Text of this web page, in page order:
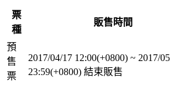
票
種
販售時間
預
售
票
2017/04/17 12:00(+0800) ~ 2017/
23:59(+0800) 結束販售